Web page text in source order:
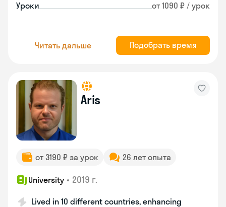
Уроки от 1090 ₽ / урок
Читать дальше Подобрать время
Aris
от 3190 ₽ за урок 26 лет опыта
University • 2019 г.
Lived in 10 different countries, enhancing